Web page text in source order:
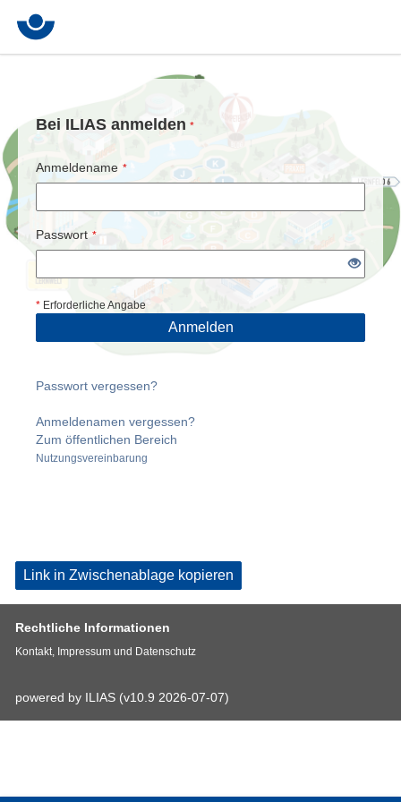
Bei ILIAS anmelden *
Anmeldename *
Passwort *
* Erforderliche Angabe
Anmelden
Passwort vergessen?
Anmeldenamen vergessen?
Zum öffentlichen Bereich
Nutzungsvereinbarung
Link in Zwischenablage kopieren
Rechtliche Informationen
Kontakt, Impressum und Datenschutz
powered by ILIAS (v10.9 2026-07-07)